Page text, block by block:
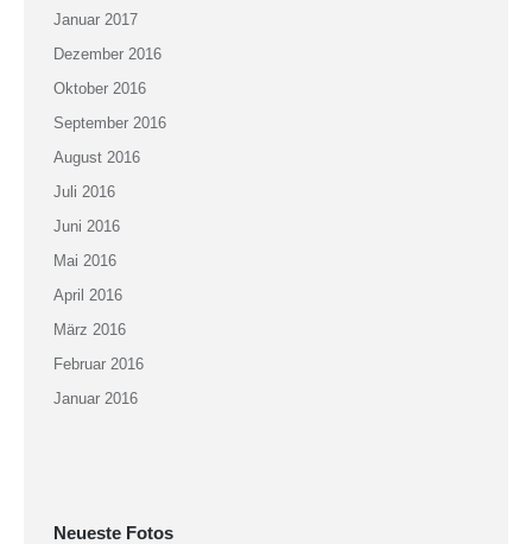
Januar 2017
Dezember 2016
Oktober 2016
September 2016
August 2016
Juli 2016
Juni 2016
Mai 2016
April 2016
März 2016
Februar 2016
Januar 2016
Neueste Fotos